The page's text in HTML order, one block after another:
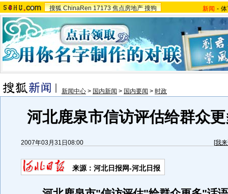
搜狐 ChinaRen 17173 焦点房地产 搜狗 新闻 -
新闻中心 > 国内新闻 > 国内要闻 > 时政
河北鹿泉市信访评估给群众
2007年03月31日08:00 [我
来源：河北日报网-河北日报